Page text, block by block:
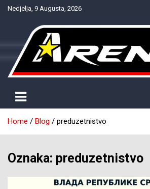
SkipNedjelja, 9 Augusta, 2026
NTV Arena
Home Blog preduzetnistvo
Oznaka: preduzetnistvo